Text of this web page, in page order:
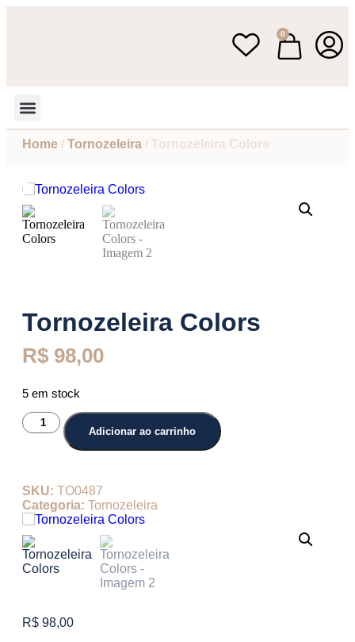
0
Home / Tornozeleira / Tornozeleira Colors
Tornozeleira Colors
R$ 98,00
5 em stock
Adicionar ao carrinho
SKU: TO0487
Categoria: Tornozeleira
R$ 98,00